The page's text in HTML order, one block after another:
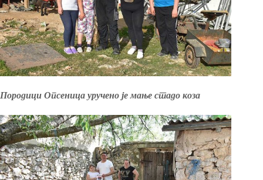
Породици Опсеница уручено је мање стадо коза